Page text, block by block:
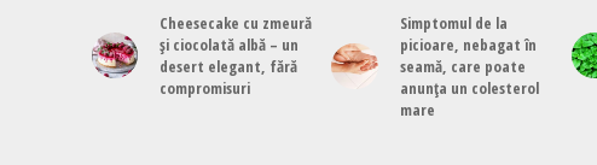
Cheesecake cu zmeură
și ciocolată albă – un
desert elegant, fără
compromisuri
Simptomul de la
picioare, nebagat în
seamă, care poate
anunța un colesterol
mare